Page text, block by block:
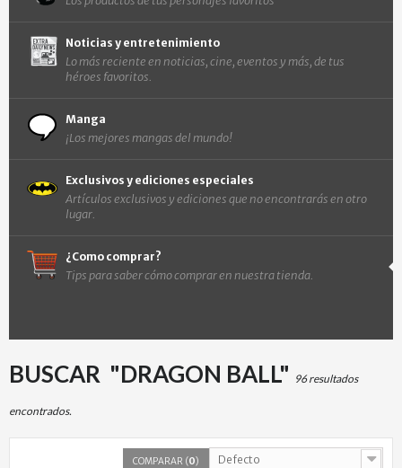
Noticias y entretenimiento
Lo más reciente en noticias, cine, eventos y más, de tus
héroes favoritos.
Manga
¡Los mejores mangas del mundo!
Exclusivos y ediciones especiales
Artículos exclusivos y ediciones que no encontrarás en otro
lugar.
¿Como comprar?
Tips para saber cómo comprar en nuestra tienda.
BUSCAR "DRAGON BALL" 96 resultados
encontrados.
Defecto
COMPARAR (0)